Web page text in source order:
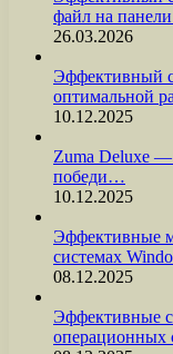
файл на
26.03.2026
Эффективный
оптимальной
10.12.2025
Zuma Deluxe —
победи…
10.12.2025
Эффективные
системах
08.12.2025
Эффективные
операционных